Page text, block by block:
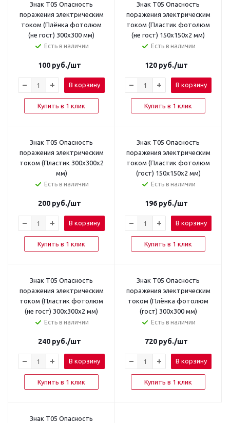
Знак T05 Опасность
поражения электрическим
током (Плёнка фотолюм
(не гост) 300х300 мм)
Есть в наличии
100 руб./шт
В корзину
Купить в 1 клик
Знак T05 Опасность
поражения электрическим
током (Пластик фотолюм
(не гост) 150х150х2 мм)
Есть в наличии
120 руб./шт
В корзину
Купить в 1 клик
Знак T05 Опасность
поражения электрическим
током (Пластик 300х300х2
мм)
Есть в наличии
200 руб./шт
В корзину
Купить в 1 клик
Знак T05 Опасность
поражения электрическим
током (Пластик фотолюм
(гост) 150х150х2 мм)
Есть в наличии
196 руб./шт
В корзину
Купить в 1 клик
Знак T05 Опасность
поражения электрическим
током (Пластик фотолюм
(не гост) 300х300х2 мм)
Есть в наличии
240 руб./шт
В корзину
Купить в 1 клик
Знак T05 Опасность
поражения электрическим
током (Плёнка фотолюм
(гост) 300х300 мм)
Есть в наличии
720 руб./шт
В корзину
Купить в 1 клик
Знак T05 Опасность